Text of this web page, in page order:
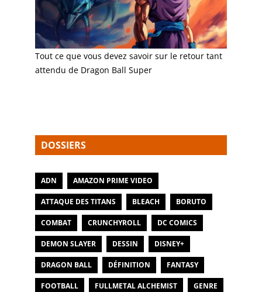
Tout ce que vous devez savoir sur le retour tant
attendu de Dragon Ball Super
DOSSIERS
ADN AMAZON PRIME VIDEO
ATTAQUE DES TITANS BLEACH BORUTO
COMBAT CRUNCHYROLL DC COMICS
DEMON SLAYER DESSIN DISNEY+
DRAGON BALL DÉFINITION FANTASY
FOOTBALL FULLMETAL ALCHEMIST GENRE